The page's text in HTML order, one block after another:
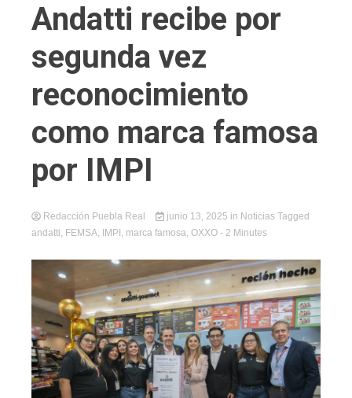
Andatti recibe por
segunda vez
reconocimiento
como marca famosa
por IMPI
Redacción Puebla Real junio 13, 2025 in Noticias Tagged
andatti, FEMSA, IMPI , marca famosa, OXXO - 2 Minutes